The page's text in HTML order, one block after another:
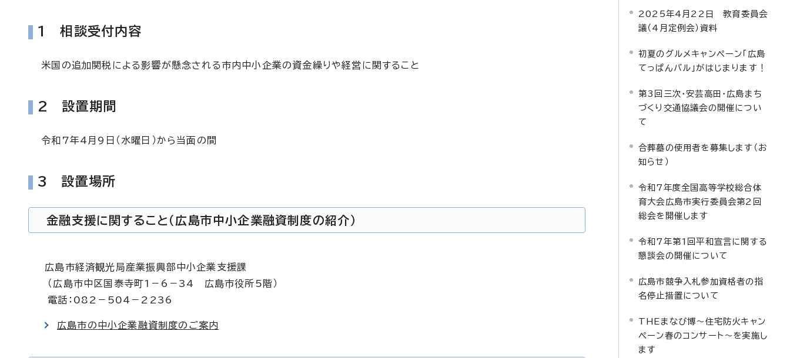
1 相談受付内容
米国の追加関税による影響が懸念される市内中小企業の資金繰りや経営に関すること
2 設置期間
令和7年4月9日（水曜日）から当面の間
3 設置場所
金融支援に関すること（広島市中小企業融資制度の紹介）
広島市経済観光局産業振興部中小企業支援課
（広島市中区国泰寺町1－6－34 広島市役所5階）
電話：082－504－2236
広島市の中小企業融資制度のご案内
2025年4月22日 教育委員会
議（4月定例会）資料
初夏のグルメキャンペーン「広島
てっぱんバル」がはじまります！
第3回三次・安芸高田・広島まち
づくり交通協議会の開催につい
て
合葬墓の使用者を募集します（お
知らせ）
令和7年度全国高等学校総合体
育大会広島市実行委員会第2回
総会を開催します
令和7年第1回平和宣言に関する
懇談会の開催について
広島市競争入札参加資格者の指
名停止措置について
THEまなび博～住宅防火キャン
ペーン春のコンサート～を実施し
ます